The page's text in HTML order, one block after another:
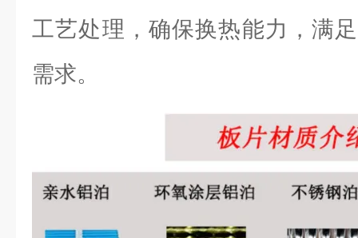
工艺处理，确保换热能力，满
需求。